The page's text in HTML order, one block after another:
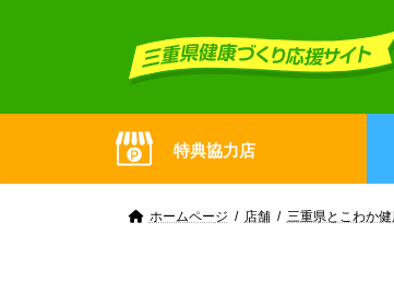
特典協力店
ホームページ 店舗 三重県とこわか健